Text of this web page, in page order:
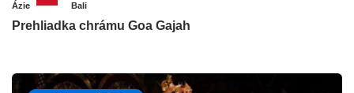
Ázie Bali
Prehliadka chrámu Goa Gajah